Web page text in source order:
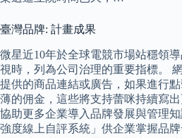
臺灣品牌: 計畫成果
微星近10年於全球電競市場站穩領
視時，列為公司治理的重要指標。
提供的商品連結或廣告，如果進行
薄的佣金，這些將支持蕾咪持續寫
協助更多企業導入品牌發展與管理
強度線上自評系統」供企業掌握品